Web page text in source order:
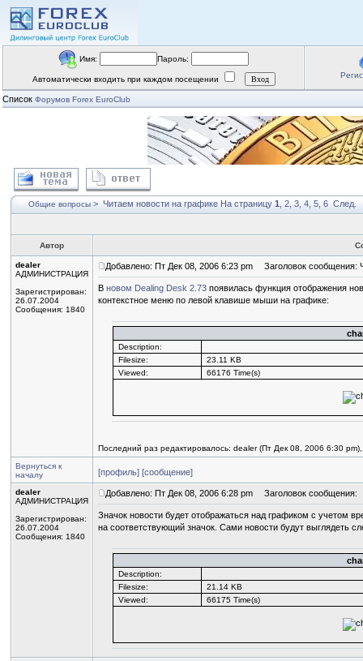
Имя: Пароль:
Автоматически входить при каждом посещении
Список Форумов Forex EuroClub
Общие вопросы > Читаем новости на графике На страницу 1 2 3 4 5 6 След.
Автор
dealer
АДМИНИСТРАЦИЯ
Зарегистрирован:
26.07.2004
Сообщения: 1840
Добавлено: Пт Дек 08, 2006 6:23 pm Заголовок сообщения:
В новом Dealing Desk 2.73 появилась функция отображения
контекстное меню по левой клавише мыши на графике:
Description:
Filesize:
23.11 KB
Viewed:
66176 Time(s)
Последний раз редактировалось: dealer (Пт Дек 08, 2006 6:30 pm),
Вернуться к
началу
[профиль] [сообщение]
dealer
АДМИНИСТРАЦИЯ
Зарегистрирован:
26.07.2004
Сообщения: 1840
Добавлено: Пт Дек 08, 2006 6:28 pm Заголовок сообщения:
Значок новости будет отображаться над графиком с учетом
на соответствующий значок. Сами новости будут выглядеть
Description:
Filesize:
21.14 KB
Viewed:
66175 Time(s)